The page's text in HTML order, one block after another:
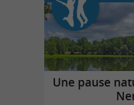
Une pause